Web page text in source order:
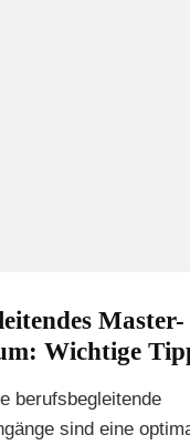
Master-
Wichtige
berufsbegleitende
sind eine